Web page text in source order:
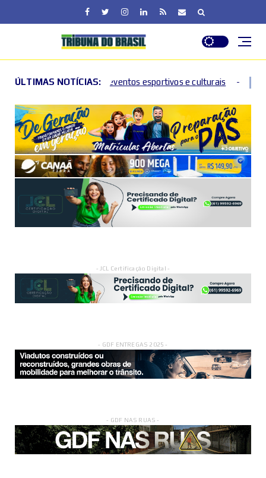
ÚLTIMAS NOTÍCIAS:
de eventos esportivos e culturais 2026 DF entra em
- JCL Certificação Digital -
- GDF ENTREGAS 2025 -
- GDF NAS RUAS -